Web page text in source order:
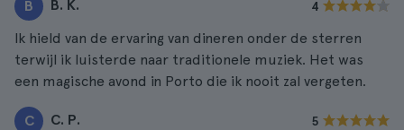
B B. K. 4
Ik hield van de ervaring van dineren onder de sterren
terwijl ik luisterde naar traditionele muziek. Het was
een magische avond in Porto die ik nooit zal vergeten.
C C. P. 5